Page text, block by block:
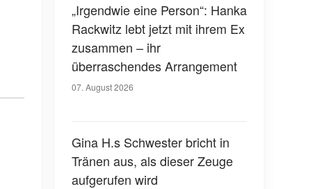
„Irgendwie eine Person“: Hanka
Rackwitz lebt jetzt mit ihrem Ex
zusammen – ihr
überraschendes Arrangement
07. August 2026
Gina H.s Schwester bricht in
Tränen aus, als dieser Zeuge
aufgerufen wird